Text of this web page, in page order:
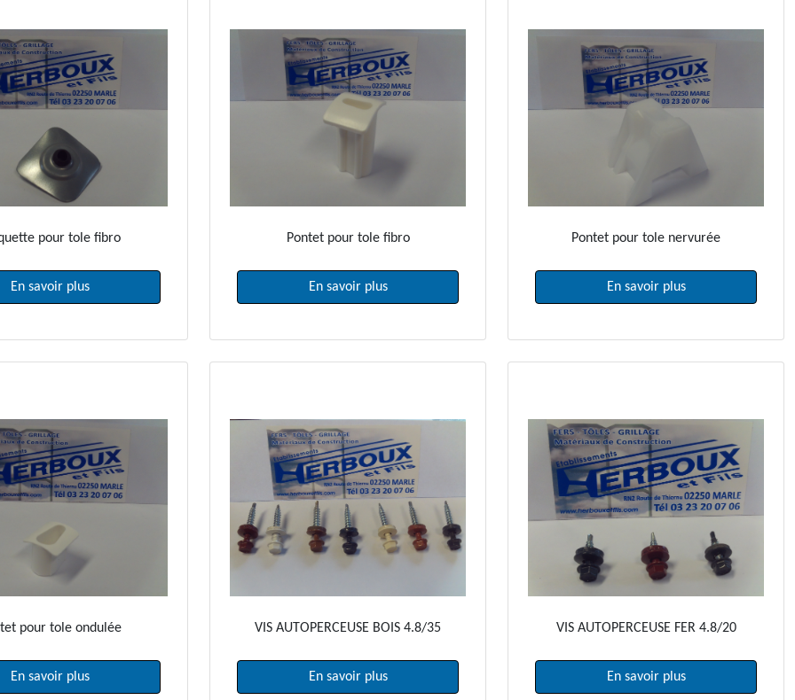
pour tole fibro
En savoir plus
Pontet pour tole fibro
En savoir plus
Pontet pour tole nervurée
En savoir plus
pour tole ondulée
En savoir plus
VIS AUTOPERCEUSE BOIS 4.8/35
En savoir plus
VIS AUTOPERCEUSE FER 4.8/20
En savoir plus